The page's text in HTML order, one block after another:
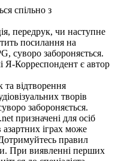
спільно з
передрук, чи наступне
посилання на
суворо забороняється.
Я-Корреспондент є автор
та відтворення
творів
забороняється.
призначені для осіб
іграх може
правил
При виявленні перших